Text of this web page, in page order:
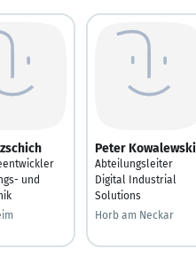
und
Peter Kowalewski
Abteilungsleiter
Digital Industrial
Solutions
Horb am Neckar